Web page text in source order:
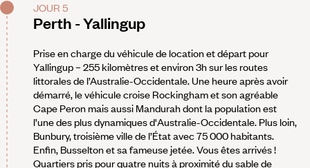
JOUR 5
Perth - Yallingup
Prise en charge du véhicule de location et départ pour
Yallingup – 255 kilomètres et environ 3h sur les routes
littorales de l’Australie-Occidentale. Une heure après avoir
démarré, le véhicule croise Rockingham et son agréable
Cape Peron mais aussi Mandurah dont la population est
l’une des plus dynamiques d'Australie-Occidentale. Plus loin,
Bunbury, troisième ville de l’État avec 75 000 habitants.
Enfin, Busselton et sa fameuse jetée. Vous êtes arrivés !
Quartiers pris pour quatre nuits à proximité du sable de